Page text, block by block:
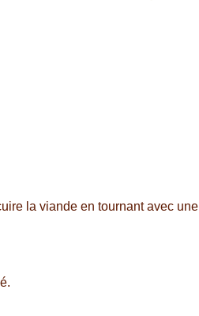
la viande en tournant avec une